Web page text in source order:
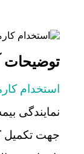
توضیحات
استخدام کارمند
نمایندگی بیمه
جهت تکمیل کادر